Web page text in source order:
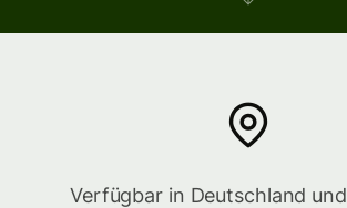
Verfügbar in Deutschland und